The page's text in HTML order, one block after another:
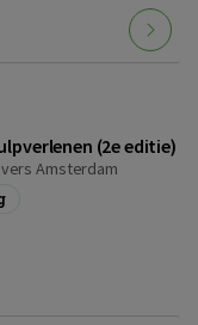
(2e editie)
Amsterdam